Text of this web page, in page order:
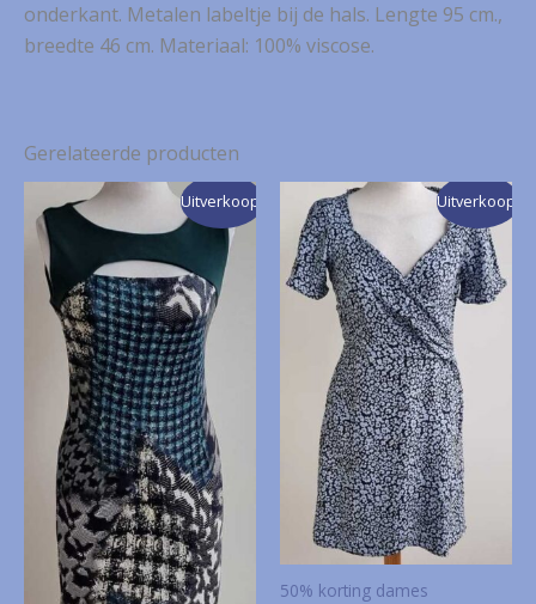
onderkant. Metalen labeltje bij de hals. Lengte 95 cm.,
breedte 46 cm. Materiaal: 100% viscose.
Gerelateerde producten
Uitverkoop! Uitverkoop!
50% korting dames